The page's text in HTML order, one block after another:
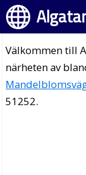
Välkommen till
närheten av
51252.